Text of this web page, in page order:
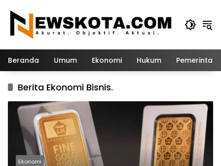
konten
Beranda Umum Ekonomi Hukum
Berita Ekonomi Bisnis.
Ekonomi